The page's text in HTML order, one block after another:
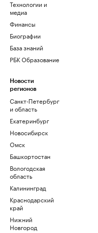
Технологии и
медиа
Финансы
Биографии
База знаний
РБК Образование
Новости
регионов
Санкт-Петербург
и область
Екатеринбург
Новосибирск
Омск
Башкортостан
Вологодская
область
Калининград
Краснодарский
край
Нижний
Новгород